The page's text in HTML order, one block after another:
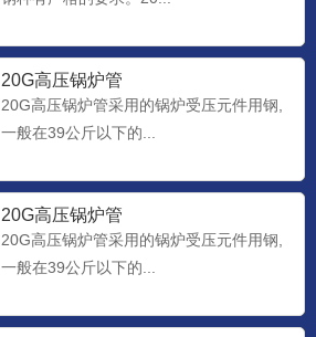
20G高压锅炉管
20G高压锅炉管采用的锅炉受压元件用钢,
一般在39公斤以下的...
20G高压锅炉管
20G高压锅炉管采用的锅炉受压元件用钢,
一般在39公斤以下的...